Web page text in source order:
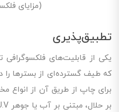
(مزایای
تطبیق‌پذیری
یکی از قابلیت‌های
که طیف گسترده‌ای از بسترها
برای چاپ از طریق آن از انواع